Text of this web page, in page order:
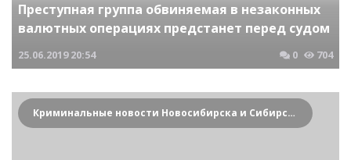
Преступная группа обвиняемая в незаконных
валютных операциях предстанет перед судом
25.06.2019 20:54 0 704
Криминальные новости Новосибирска и Сибирского региона